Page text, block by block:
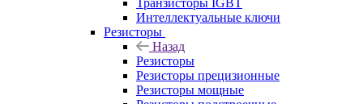
Транзисторы IGBT
Интеллектуальные ключи
Резисторы
Назад
Резисторы
Резисторы прецизионные
Резисторы мощные